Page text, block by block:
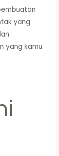
yang
yang kamu